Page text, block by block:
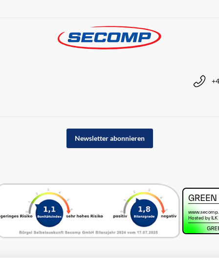
Newsletter abonnieren